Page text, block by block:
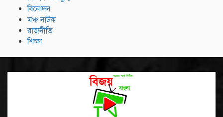
বিনোদন
মঞ্চ নাটক
রাজনীতি
শিক্ষা